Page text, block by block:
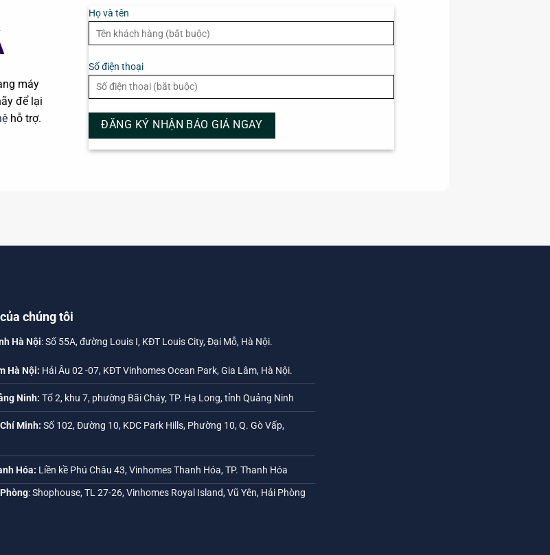
máy
để lại
hỗ trợ.
Họ và tên
Số điện thoại
chúng tôi
Hà Nội: Số 55A, đường Louis I, KĐT Louis City, Đại Mỗ, Hà Nội.
Hà Nội: Hải Âu 02 -07, KĐT Vinhomes Ocean Park, Gia Lâm, Hà Nội.
Ninh: Tổ 2, khu 7, phường Bãi Cháy, TP. Hạ Long, tỉnh Quảng Ninh
Minh: Số 102, Đường 10, KDC Park Hills, Phường 10, Q. Gò Vấp,
Hóa: Liền kề Phú Châu 43, Vinhomes Thanh Hóa, TP. Thanh Hóa
: Shophouse, TL 27-26, Vinhomes Royal Island, Vũ Yên, Hải Phòng